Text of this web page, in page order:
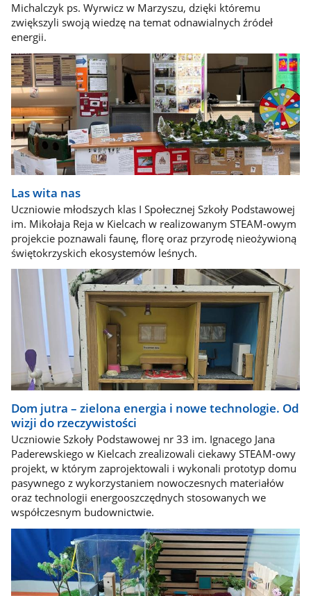
Michalczyk ps. Wyrwicz w Marzyszu, dzięki któremu
zwiększyli swoją wiedzę na temat odnawialnych źródeł
energii.
Las wita nas
Uczniowie młodszych klas I Społecznej Szkoły Podstawowej
im. Mikołaja Reja w Kielcach w realizowanym STEAM-owym
projekcie poznawali faunę, florę oraz przyrodę nieożywioną
świętokrzyskich ekosystemów leśnych.
Dom jutra – zielona energia i nowe technologie. Od
wizji do rzeczywistości
Uczniowie Szkoły Podstawowej nr 33 im. Ignacego Jana
Paderewskiego w Kielcach zrealizowali ciekawy STEAM-owy
projekt, w którym zaprojektowali i wykonali prototyp domu
pasywnego z wykorzystaniem nowoczesnych materiałów
oraz technologii energooszczędnych stosowanych we
współczesnym budownictwie.